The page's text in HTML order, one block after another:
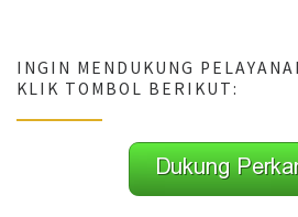
INGIN MENDUKUNG
KLIK TOMBOL BERIKUT: